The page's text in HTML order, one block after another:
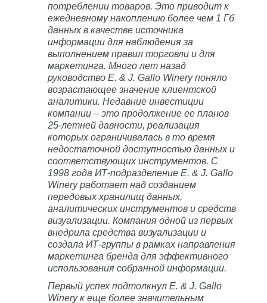
потреблении товаров. Это приводит к
ежедневному накоплению более чем 1 Гб
данных в качестве источника
информации для наблюдения за
выполнением правил торговли и для
маркетинга. Много лет назад
руководство E. & J. Gallo Winery поняло
возрастающее значение клиентской
аналитики. Недавние инвестиции
компании – это продолжение ее планов
25-летней давности, реализация
которых ограничивалась в то время
недостаточной доступностью данных и
соответствующих инструментов. С
1998 года ИТ-подразделение E. & J. Gallo
Winery работает над созданием
передовых хранилищ данных,
аналитических инструментов и средств
визуализации. Компания одной из первых
внедрила средства визуализации и
создала ИТ-группы в рамках направления
маркетинга бренда для эффективного
использования собранной информации.
Первый успех подтолкнул E. & J. Gallo
Winery к еще более значительным